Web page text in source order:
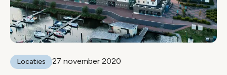
Locaties 27 november 2020